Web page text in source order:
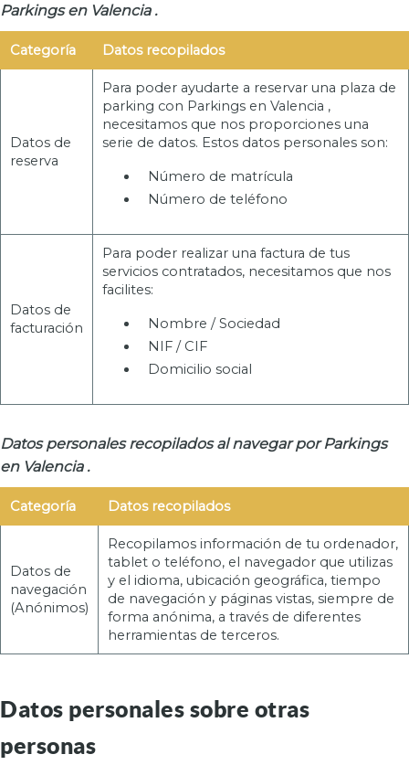
Parkings en Valencia .
Categoría Datos recopilados
Datos de
reserva
Para poder ayudarte a reservar una plaza de
parking con Parkings en Valencia ,
necesitamos que nos proporciones una
serie de datos. Estos datos personales son:
Número de matrícula
Número de teléfono
Datos de
facturación
Para poder realizar una factura de tus
servicios contratados, necesitamos que nos
facilites:
Nombre / Sociedad
NIF / CIF
Domicilio social
Datos personales recopilados al navegar por Parkings
en Valencia .
Categoría Datos recopilados
Datos de
navegación
(Anónimos)
Recopilamos información de tu ordenador,
tablet o teléfono, el navegador que utilizas
y el idioma, ubicación geográfica, tiempo
de navegación y páginas vistas, siempre de
forma anónima, a través de diferentes
herramientas de terceros.
Datos personales sobre otras
personas